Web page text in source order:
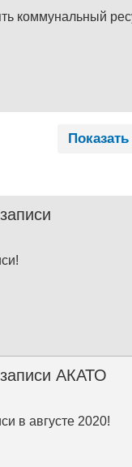
коммунальный
АКАТО
в августе 2020!